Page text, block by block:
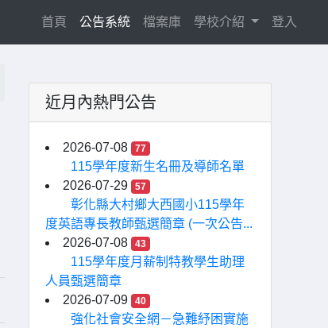
首頁 (current)
公告系統 檔案庫 學校介紹 登入
近月內熱門公告
2026-07-08 77
115學年度新生名冊及導師名單
2026-07-29
57
彰化縣大村鄉大西國小115學年
度英語專長教師甄選簡章 (一次公告...
2026-07-08
43
115學年度月薪制特教學生助理
人員甄選簡章
2026-07-09
40
強化社會安全網－急難紓困實施